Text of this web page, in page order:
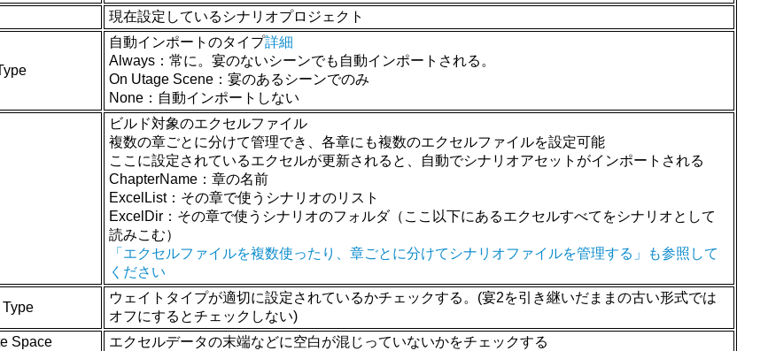
現在設定しているシナリオプロジェクト
自動インポートのタイプ詳細
Always：常に。宴のないシーンでも自動インポートされる。
On Utage Scene：宴のあるシーンでのみ
None：自動インポートしない
ビルド対象のエクセルファイル
複数の章ごとに分けて管理でき、各章にも複数のエクセルファイルを設定可能
ここに設定されているエクセルが更新されると、自動でシナリオアセットがインポートされる
ChapterName：章の名前
ExcelList：その章で使うシナリオのリスト
ExcelDir：その章で使うシナリオのフォルダ（ここ以下にあるエクセルすべてをシナリオとして
読みこむ）
「エクセルファイルを複数使ったり、章ごとに分けてシナリオファイルを管理する」も参照して
ください
ウェイトタイプが適切に設定されているかチェックする。(宴2を引き継いだままの古い形式では
オフにするとチェックしない)
Space
エクセルデータの末端などに空白が混じっていないかをチェックする